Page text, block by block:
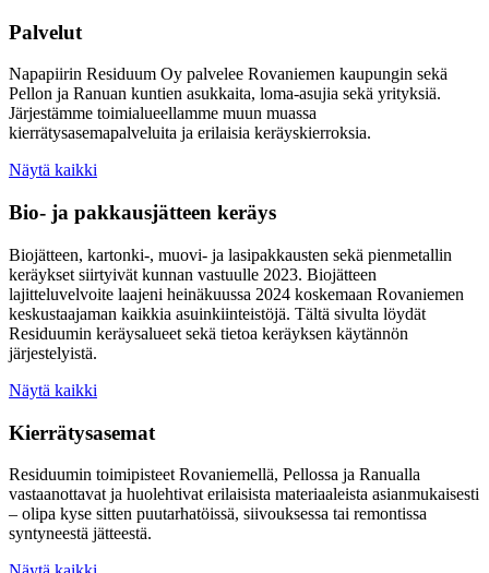
Palvelut
Napapiirin Residuum Oy palvelee Rovaniemen kaupungin sekä
Pellon ja Ranuan kuntien asukkaita, loma-asujia sekä yrityksiä.
Järjestämme toimialueellamme muun muassa
kierrätysasemapalveluita ja erilaisia keräyskierroksia.
Näytä kaikki
Bio- ja pakkausjätteen keräys
Biojätteen, kartonki-, muovi- ja lasipakkausten sekä pienmetallin
keräykset siirtyivät kunnan vastuulle 2023. Biojätteen
lajitteluvelvoite laajeni heinäkuussa 2024 koskemaan Rovaniemen
keskustaajaman kaikkia asuinkiinteistöjä. Tältä sivulta löydät
Residuumin keräysalueet sekä tietoa keräyksen käytännön
järjestelyistä.
Näytä kaikki
Kierrätysasemat
Residuumin toimipisteet Rovaniemellä, Pellossa ja Ranualla
vastaanottavat ja huolehtivat erilaisista materiaaleista asianmukaisesti
– olipa kyse sitten puutarhatöissä, siivouksessa tai remontissa
syntyneestä jätteestä.